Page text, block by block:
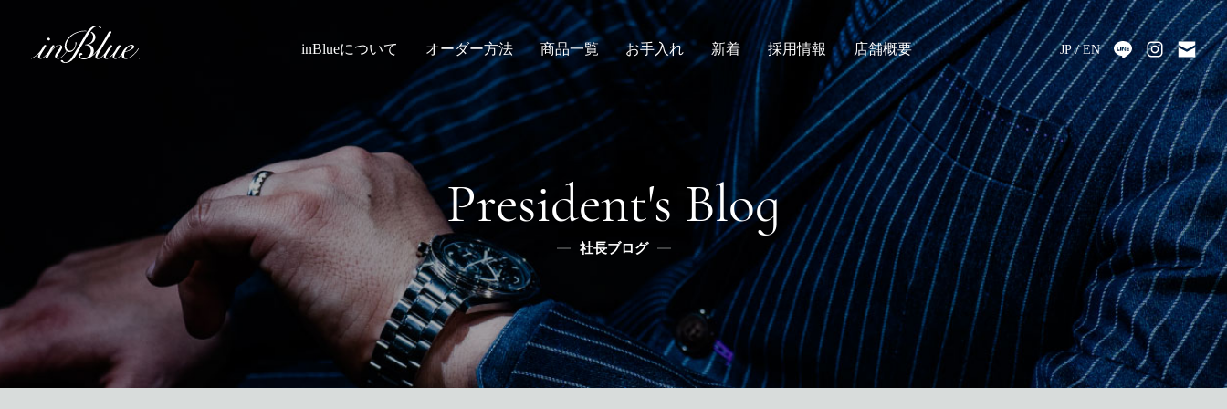
inBlueについて
ヒストリー
理念
トライフープ
着用シーン
こだわり
縫製
Q&A
オーダー方法
倉敷店でのオーダー
全国オーダー会
ふるさと納税
商品一覧
デニムスーツ
メンズ
レディース
ふるさと納税
ふるさとチョイス
お手入れ 新着
ニュース
インタビュー
社長ブログ
スタッフブログ
メディア掲載
採用情報
新卒採用
店舗概要
アクセス
会社情報
代表メッセージ
JP EN
President's Blog
社長ブログ